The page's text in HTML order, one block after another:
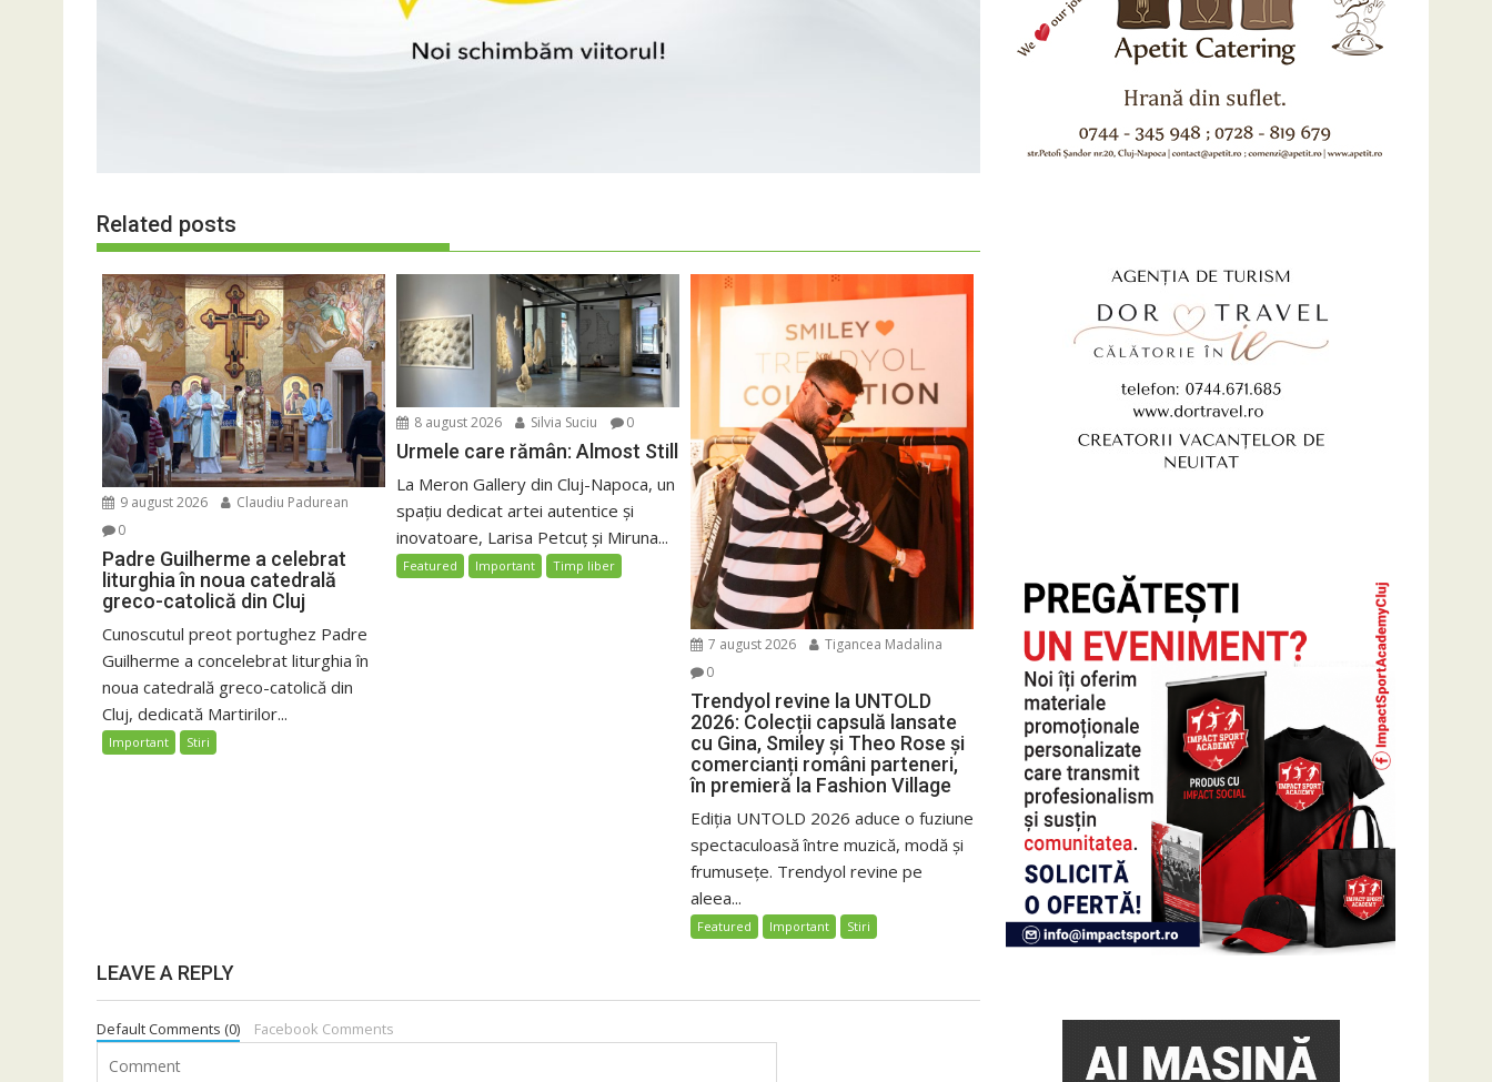
Related posts
9 august 2026
Claudiu Padurean
0
Padre Guilherme a celebrat
liturghia în noua catedrală
greco-catolică din Cluj
Cunoscutul preot portughez Padre
Guilherme a concelebrat liturghia în
noua catedrală greco-catolică din
Cluj, dedicată Martirilor...
Important Stiri
8 august 2026 Silvia Suciu 0
Urmele care rămân: Almost Still
La Meron Gallery din Cluj-Napoca, un
spațiu dedicat artei autentice și
inovatoare, Larisa Petcuț și Miruna...
Featured Important Timp liber
7 august 2026
Tigancea Madalina
0
Trendyol revine la UNTOLD
2026: Colecții capsulă lansate
cu Gina, Smiley și Theo Rose și
comercianți români parteneri,
în premieră la Fashion Village
Ediția UNTOLD 2026 aduce o fuziune
spectaculoasă între muzică, modă și
frumusețe. Trendyol revine pe
aleea...
Featured Important Stiri
LEAVE A REPLY
Default Comments (0) Facebook Comments